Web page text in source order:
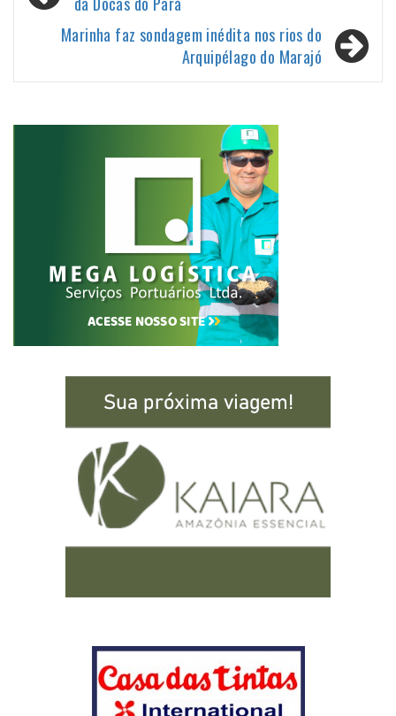
de
PostMarinha faz sondagem inédita nos rios do
Arquipélago do Marajó